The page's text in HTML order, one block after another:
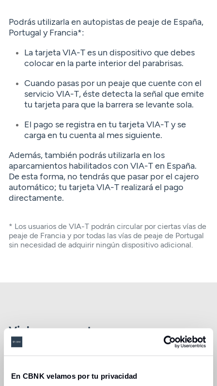
En CBNK velamos por tu privacidad
Podrás utilizarla en autopistas de peaje de España,
Portugal y Francia*:
La tarjeta VIA-T es un dispositivo que debes
colocar en la parte interior del parabrisas.
Cuando pasas por un peaje que cuente con el
servicio VIA-T, éste detecta la señal que emite
tu tarjeta para que la barrera se levante sola.
El pago se registra en tu tarjeta VIA-T y se
carga en tu cuenta al mes siguiente.
Además, también podrás utilizarla en los
aparcamientos habilitados con VIA-T en España.
De esta forma, no tendrás que pasar por el cajero
automático; tu tarjeta VIA-T realizará el pago
directamente.
* Los usuarios de VIA-T podrán circular por ciertas vías de
peaje de Francia y por todas las vías de peaje de Portugal
sin necesidad de adquirir ningún dispositivo adicional.
Viaja con nosotros
Si algo nos hace diferentes es que somos un banco
de profesionales especializados en tu colectivo.
vacaciones al máximo.